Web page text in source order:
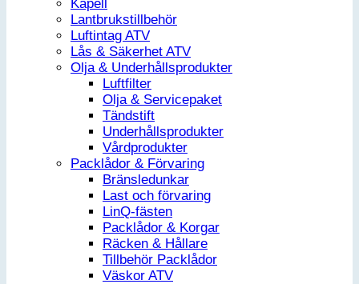
Kapell
Lantbrukstillbehör
Luftintag ATV
Lås & Säkerhet ATV
Olja & Underhållsprodukter
Luftfilter
Olja & Servicepaket
Tändstift
Underhållsprodukter
Vårdprodukter
Packlådor & Förvaring
Bränsledunkar
Last och förvaring
LinQ-fästen
Packlådor & Korgar
Räcken & Hållare
Tillbehör Packlådor
Väskor ATV